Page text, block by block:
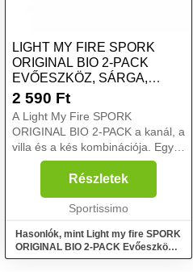
LIGHT MY FIRE SPORK
ORIGINAL BIO 2-PACK
EVŐESZKÖZ, SÁRGA,
MÉRET
2 590 Ft
A Light My Fire SPORK
ORIGINAL BIO 2-PACK a kanál, a
villa és a kés kombinációja. Egy
kis civilizációt visz a vadonba, és
egy kis vadont a civilizációba. Kis
súlyának és kompakt
kialakításának köszönh...
Részletek
Sportissimo
Hasonlók, mint Light my fire SPORK
ORIGINAL BIO 2-PACK Evőeszköz,
sárga, méret